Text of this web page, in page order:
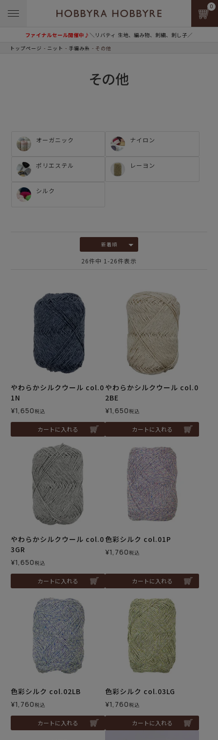
ファイナルセール開催中♪＼リバティ 生地、編み物、刺繍、刺し子／
0
トップページ ニット 手編み糸 その他
その他
オーガニック ナイロン
ポリエステル レーヨン
シルク
新着順
26件中 1 -26件表示
やわらかシルクウール col.0
1N
¥1,650税込
カートに入れる
やわらかシルクウール col.0
2BE
¥1,650税込
カートに入れる
やわらかシルクウール col.0
3GR
¥1,650税込
カートに入れる
色彩シルク col.01P
¥1,760税込
カートに入れる
色彩シルク col.02LB
¥1,760税込
カートに入れる
色彩シルク col.03LG
¥1,760税込
カートに入れる